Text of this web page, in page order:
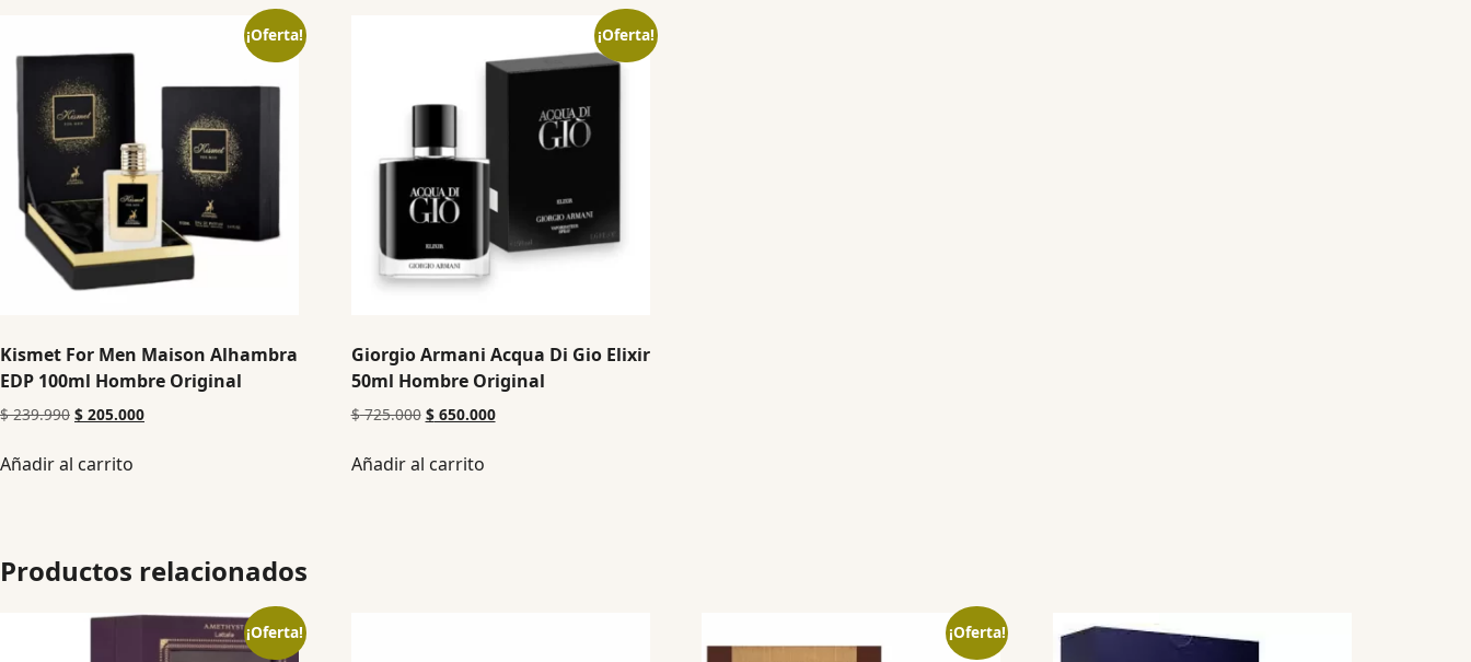
¡Oferta!
Kismet For Men Maison Alhambra
EDP 100ml Hombre Original
$239.990 $ 205.000
Añadir al carrito
¡Oferta!
Giorgio Armani Acqua Di Gio Elixir
50ml Hombre Original
$725.000 $650.000
Añadir al carrito
Productos relacionados
¡Oferta! ¡Oferta!